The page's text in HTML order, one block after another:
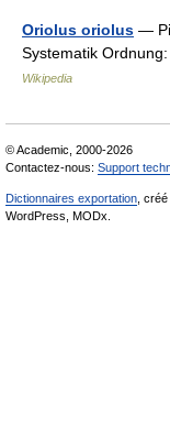
Oriolus oriolus —
Systematik
Wikipedia
© Academic, 2000-2026
Contactez-nous: Support
Dictionnaires exportation ,
WordPress, MODx.